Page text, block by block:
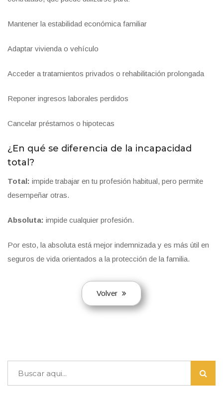
Mantener la estabilidad económica familiar
Adaptar vivienda o vehículo
Acceder a tratamientos privados o rehabilitación prolongada
Reponer ingresos laborales perdidos
Cancelar préstamos o hipotecas
¿En qué se diferencia de la incapacidad
total?
Total: impide trabajar en tu profesión habitual, pero permite
desempeñar otras.
Absoluta: impide cualquier profesión.
Por esto, la absoluta está mejor indemnizada y es más útil en
seguros de vida orientados a la protección de la familia.
Volver